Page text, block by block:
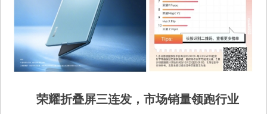
荣耀折叠屏三连发，市场销量领跑行业